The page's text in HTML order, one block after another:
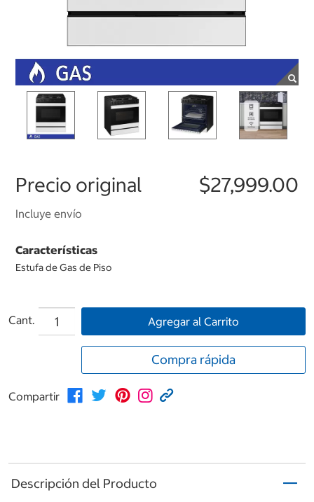
Precio original $27,999.00
Incluye envío
Características
Estufa de Gas de Piso
Cant. Agregar al Carrito
Compra rápida
Compartir
Descripción del Producto